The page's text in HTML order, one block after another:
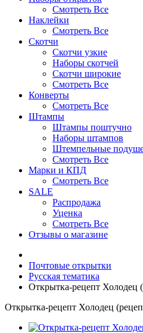
Смотреть Все
Наклейки
Смотреть Все
Скотчи
Скотчи узкие
Наборы скотчей
Скотчи широкие
Смотреть Все
Конверты
Смотреть Все
Штампы
Штампы поштучно
Наборы штампов
Штемпельные
Смотреть Все
Марки и КПД
Смотреть Все
SALE
Распродажа
Уценка
Смотреть Все
Отзывы о магазине
Почтовые открытки
Русская тематика
Открытка-рецепт Холодец
Открытка-рецепт Холодец